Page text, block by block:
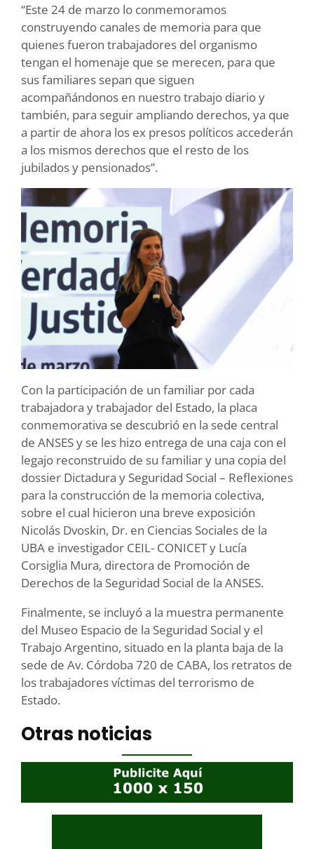
“Este 24 de marzo lo conmemoramos
construyendo canales de memoria para que
quienes fueron trabajadores del organismo
tengan el homenaje que se merecen, para que
sus familiares sepan que siguen
acompañándonos en nuestro trabajo diario y
también, para seguir ampliando derechos, ya que
a partir de ahora los ex presos políticos accederán
a los mismos derechos que el resto de los
jubilados y pensionados”.
Con la participación de un familiar por cada
trabajadora y trabajador del Estado, la placa
conmemorativa se descubrió en la sede central
de ANSES y se les hizo entrega de una caja con el
legajo reconstruido de su familiar y una copia del
dossier Dictadura y Seguridad Social – Reflexiones
para la construcción de la memoria colectiva,
sobre el cual hicieron una breve exposición
Nicolás Dvoskin, Dr. en Ciencias Sociales de la
UBA e investigador CEIL- CONICET y Lucía
Corsiglia Mura, directora de Promoción de
Derechos de la Seguridad Social de la ANSES.
Finalmente, se incluyó a la muestra permanente
del Museo Espacio de la Seguridad Social y el
Trabajo Argentino, situado en la planta baja de la
sede de Av. Córdoba 720 de CABA, los retratos de
los trabajadores víctimas del terrorismo de
Estado.
Otras noticias